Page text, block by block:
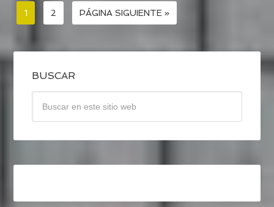
1 2 PÁGINA SIGUIENTE »
BUSCAR